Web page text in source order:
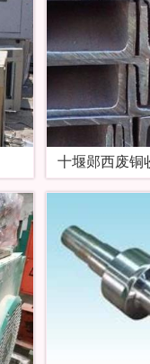
十堰郧西废铜